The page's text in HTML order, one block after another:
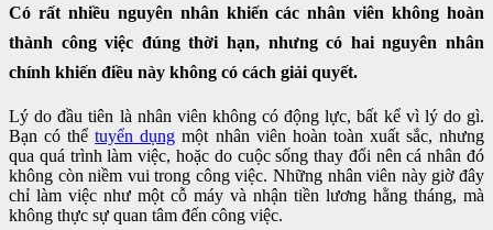
Có rất nhiều nguyên nhân khiến các nhân viên không hoàn
thành công việc đúng thời hạn, nhưng có hai nguyên nhân
chính khiến điều này không có cách giải quyết.
Lý do đầu tiên là nhân viên không có động lực, bất kể vì lý do gì.
Bạn có thểtuyển dụng một nhân viên hoàn toàn xuất sắc, nhưng
qua quá trình làm việc, hoặc do cuộc sống thay đổi nên cá nhân đó
không còn niềm vui trong công việc. Những nhân viên này giờ đây
chỉ làm việc như một cỗ máy và nhận tiền lương hằng tháng, mà
không thực sự quan tâm đến công việc.